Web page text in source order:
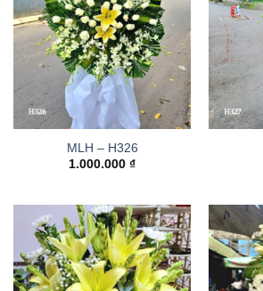
MLH – H326
1.000.000 ₫